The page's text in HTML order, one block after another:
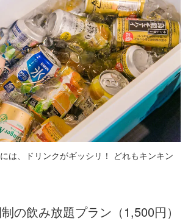
は、ドリンクがギッシリ！ どれもキンキン
の飲み放題プラン（1,500円）